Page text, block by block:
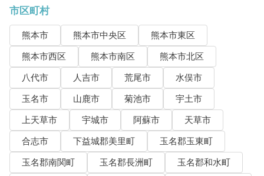
市区町村
熊本市 熊本市中央区
熊本市東区
熊本市西区
熊本市南区
熊本市北区
八代市
人吉市 荒尾市
水俣市
玉名市
山鹿市 菊池市
宇土市
上天草市
宇城市 阿蘇市
天草市
合志市
下益城郡美里町
玉名郡玉東町
玉名郡南関町
玉名郡長洲町
玉名郡和水町